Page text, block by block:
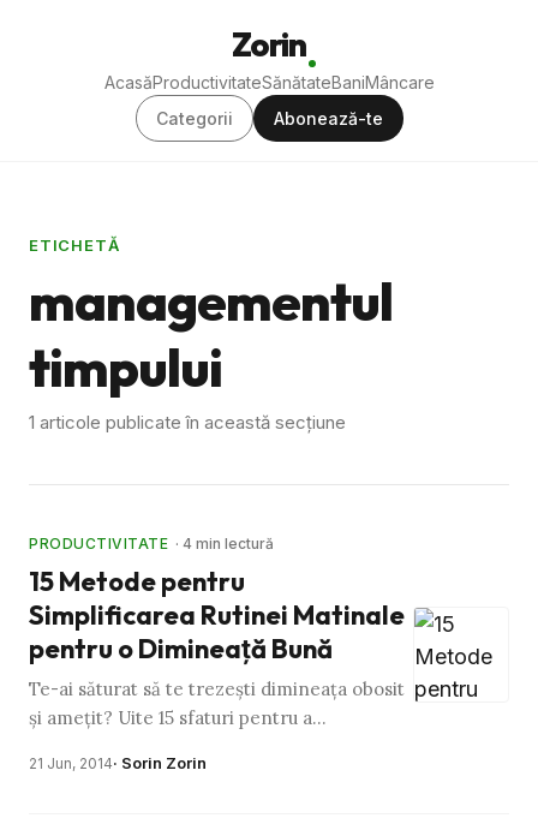
Zorin
AcasăProductivitateSănătateBaniMâncare
Categorii
Abonează-te
ETICHETĂ
managementul
timpului
1 articole publicate în această secțiune
PRODUCTIVITATE · 4 min lectură
15 Metode pentru
Simplificarea Rutinei Matinale
pentru o Dimineaţă Bună
Te-ai săturat să te trezeşti dimineaţa obosit
şi ameţit? Uite 15 sfaturi pentru a
de calm. Pregăteşte micul …
21 Jun, 2014· Sorin Zorin